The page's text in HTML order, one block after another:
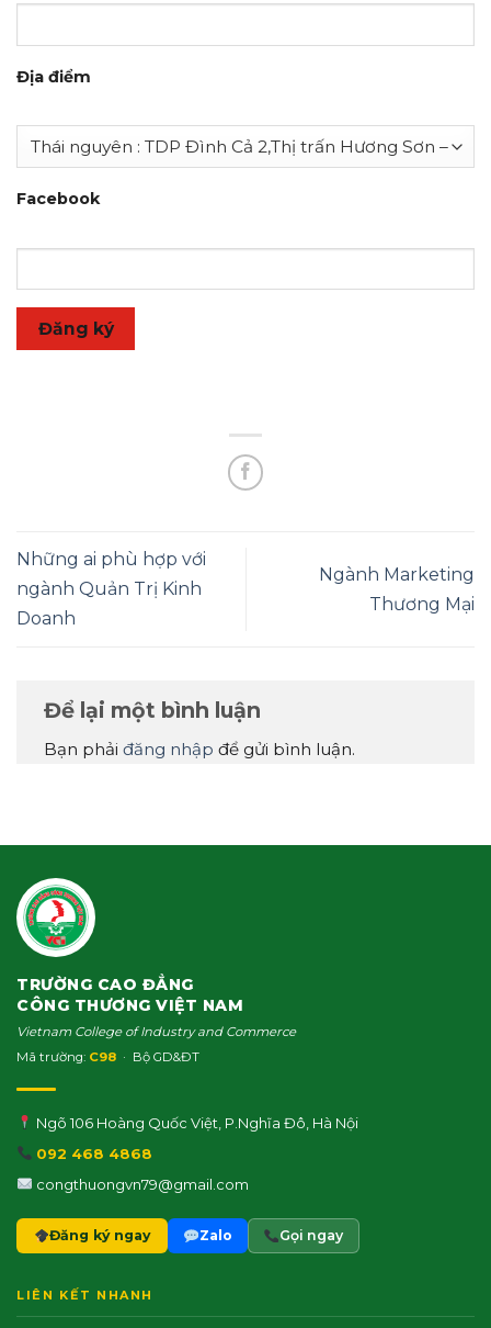
Địa điểm
Facebook
Đăng ký
Những ai phù hợp với
ngành Quản Trị Kinh
Doanh
Ngành Marketing
Thương Mại
Để lại một bình luận
Bạn phải đăng nhập để gửi bình luận.
TRƯỜNG CAO ĐẲNG
CÔNG THƯƠNG VIỆT NAM
Vietnam College of Industry and Commerce
Mã trường: C98 · Bộ GD&ĐT
Ngõ 106 Hoàng Quốc Việt, P.Nghĩa Đô, Hà Nội
092 468 4868
congthuongvn79@gmail.com
Đăng ký ngay Zalo Gọi ngay
LIÊN KẾT NHANH